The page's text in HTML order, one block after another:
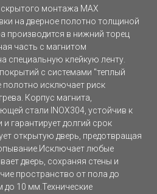
монтажа MAX
на дверное полотно толщиной
производится в нижний торец
часть с магнитом
специальную клейкую ленту.
с системами "теплый
полотно исключает риск
Корпус магнита,
стали INOX304, устойчив к
гарантирует долгий срок
открытую дверь, предотвращая
любые
дверь, сохраняя стены и
пространство от пола до
до 10 мм.Технические